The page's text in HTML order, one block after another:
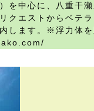
を中心に、八重干
クエストからベテ
します。※浮力体を